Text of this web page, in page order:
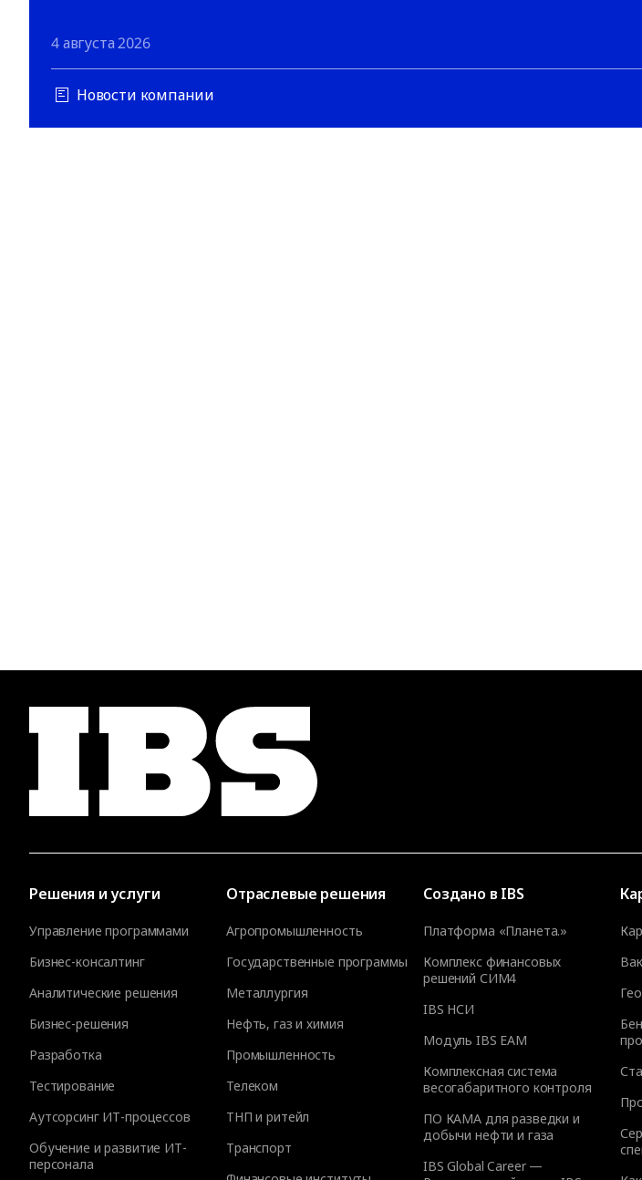
4 августа 2026
Новости компании
Решения и услуги
Управление программами
Бизнес-консалтинг
Аналитические решения
Бизнес-решения
Разработка
Тестирование
Аутсорсинг ИТ-процессов
Обучение и развитие ИТ-
персонала
Отраслевые решения
Агропромышленность
Государственные программы
Металлургия
Нефть, газ и химия
Промышленность
Телеком
ТНП и ритейл
Транспорт
Создано в IBS
Платформа «Планета.»
Комплекс финансовых
решений СИМ4
IBS НСИ
Модуль IBS EAM
Комплексная система
весогабаритного контроля
ПО КАМА для разведки и
добычи нефти и газа
IBS Global Career —